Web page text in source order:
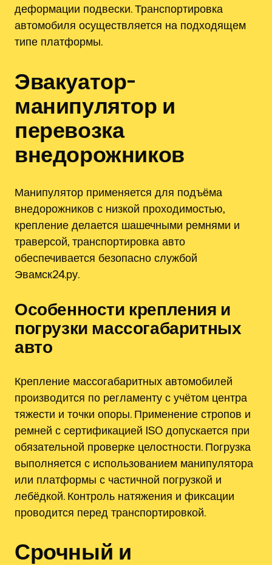
деформации подвески. Транспортировка
автомобиля осуществляется на подходящем
типе платформы.
Эвакуатор-
манипулятор и
перевозка
внедорожников
Манипулятор применяется для подъёма
внедорожников с низкой проходимостью,
крепление делается шашечными ремнями и
траверсой, транспортировка авто
обеспечивается безопасно службой
Эвамск24.ру.
Особенности крепления и
погрузки массогабаритных
авто
Крепление массогабаритных автомобилей
производится по регламенту с учётом центра
тяжести и точки опоры. Применение стропов и
ремней с сертификацией ISO допускается при
обязательной проверке целостности. Погрузка
выполняется с использованием манипулятора
или платформы с частичной погрузкой и
лебёдкой. Контроль натяжения и фиксации
проводится перед транспортировкой.
Срочный и